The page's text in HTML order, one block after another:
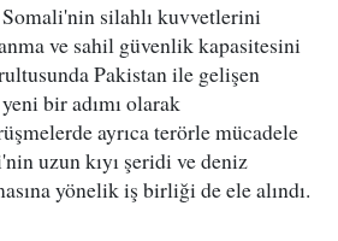
silahlı kuvvetlerini
ve sahil güvenlik kapasitesini
Pakistan ile gelişen
bir adımı olarak
ayrıca terörle mücadele
uzun kıyı şeridi ve deniz
yönelik iş birliği de ele alındı.